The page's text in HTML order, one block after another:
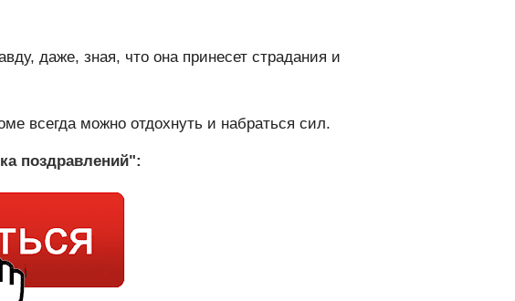
даже, зная, что она принесет страдания и
всегда можно отдохнуть и набраться сил.
поздравлений":